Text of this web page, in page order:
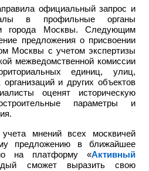
официальный запрос и
в профильные органы
города Москвы. Следующим
предложения о присвоении
Москвы с учетом экспертизы
межведомственной комиссии
единиц, улиц,
и других объектов
оценят историческую
параметры и
мнений всех москвичей
предложению в ближайшее
на платформу «Активный
сможет выразить свою